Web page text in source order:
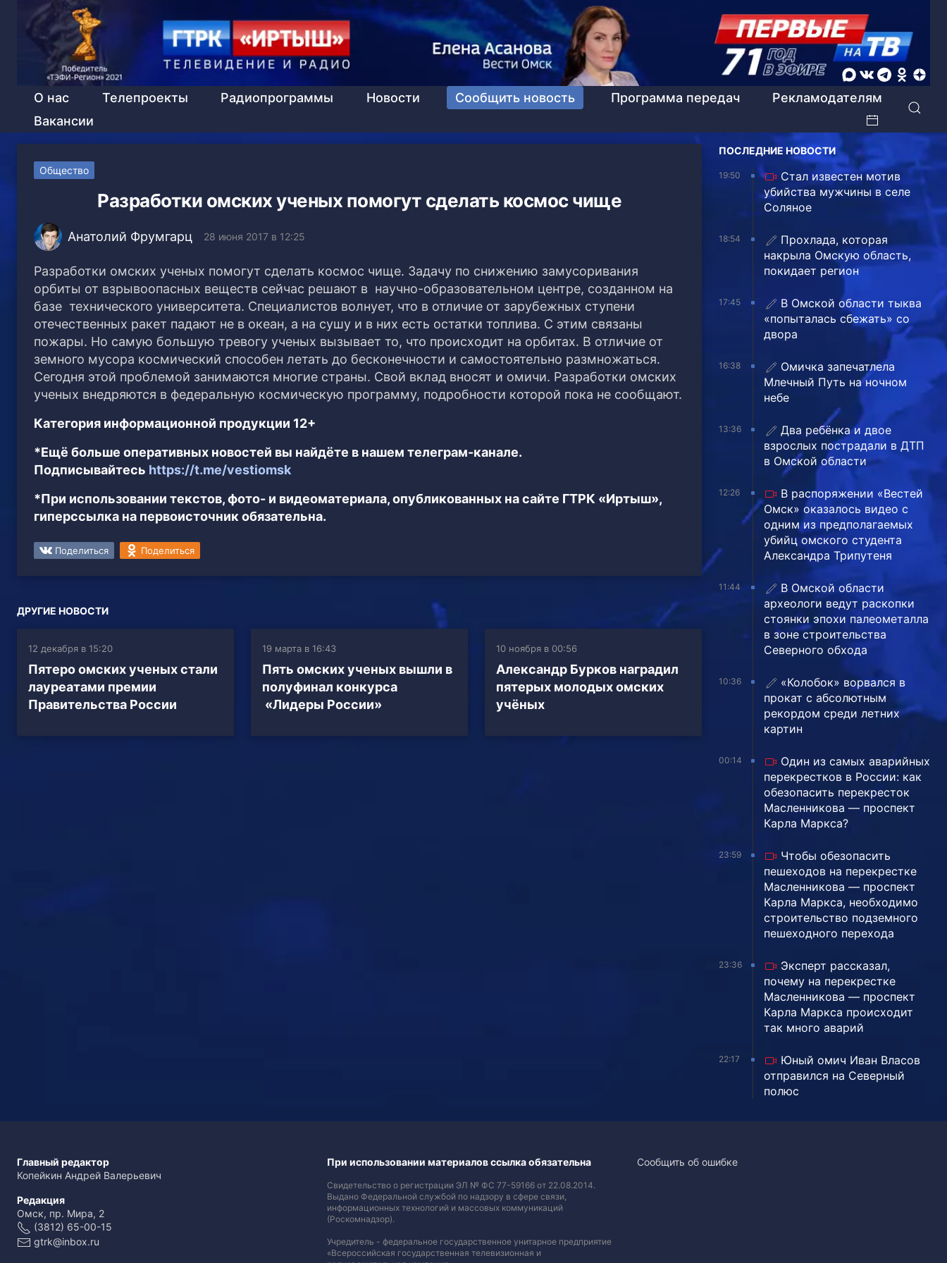
О нас Телепроекты Радиопрограммы Новости Сообщить новость Программа передач
Рекламодателям
Вакансии
Общество
Разработки омских ученых помогут сделать космос чище
Анатолий Фрумгарц 28 июня 2017 в 12:25
Разработки омских ученых помогут сделать космос чище. Задачу по снижению замусоривания
орбиты от взрывоопасных веществ сейчас решают в научно-образовательном центре, созданном на
базе технического университета. Специалистов волнует, что в отличие от зарубежных ступени
отечественных ракет падают не в океан, а на сушу и в них есть остатки топлива. С этим связаны
пожары. Но самую большую тревогу ученых вызывает то, что происходит на орбитах. В отличие от
земного мусора космический способен летать до бесконечности и самостоятельно размножаться.
Сегодня этой проблемой занимаются многие страны. Свой вклад вносят и омичи. Разработки омских
ученых внедряются в федеральную космическую программу, подробности которой пока не сообщают.
Категория информационной продукции 12+
*Ещё больше оперативных новостей вы найдёте в нашем телеграм-канале.
Подписывайтесь https://t.me/vestiomsk
*При использовании текстов, фото- и видеоматериала, опубликованных на сайте ГТРК «Иртыш»,
гиперссылка на первоисточник обязательна.
Поделиться Поделиться
ДРУГИЕ НОВОСТИ
12 декабря в 15:20
Пятеро омских ученых стали
лауреатами премии
Правительства России
19 марта в 16:43
Пять омских ученых вышли в
полуфинал конкурса
«Лидеры России»
10 ноября в 00:56
Александр Бурков наградил
пятерых молодых омских
учёных
ПОСЛЕДНИЕ НОВОСТИ
19:50
Стал известен мотив
убийства мужчины в селе
Соляное
18:54
Прохлада, которая
накрыла Омскую область,
покидает регион
17:45
В Омской области тыква
«попыталась сбежать» со
двора
16:38
Омичка запечатлела
Млечный Путь на ночном
небе
13:36
Два ребёнка и двое
взрослых пострадали в ДТП
в Омской области
12:26
В распоряжении «Вестей
Омск» оказалось видео с
одним из предполагаемых
убийц омского студента
Александра Трипутеня
11:44
В Омской области
археологи ведут раскопки
стоянки эпохи палеометалла
в зоне строительства
Северного обхода
10:36
«Колобок» ворвался в
прокат с абсолютным
рекордом среди летних
картин
00:14
Один из самых аварийных
перекрестков в России: как
обезопасить перекресток
Масленникова — проспект
Карла Маркса?
23:59
Чтобы обезопасить
пешеходов на перекрестке
Масленникова — проспект
Карла Маркса, необходимо
строительство подземного
пешеходного перехода
23:36
Эксперт рассказал,
почему на перекрестке
Масленникова — проспект
Карла Маркса происходит
так много аварий
22:17
Юный омич Иван Власов
отправился на Северный
полюс
Главный редактор
Копейкин Андрей Валерьевич
Редакция
Омск, пр. Мира, 2
(3812) 65-00-15
gtrk@inbox.ru
При использовании материалов ссылка обязательна
Свидетельство о регистрации ЭЛ № ФС 77-59166 от 22.08.2014.
Выдано Федеральной службой по надзору в сфере связи,
информационных технологий и массовых коммуникаций
(Роскомнадзор).
Учредитель - федеральное государственное унитарное предприятие
«Всероссийская государственная телевизионная и
Сообщить об ошибке